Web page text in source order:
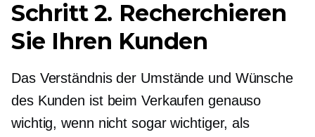
Schritt 2. Recherchieren
Sie Ihren Kunden
Das Verständnis der Umstände und Wünsche
des Kunden ist beim Verkaufen genauso
wichtig, wenn nicht sogar wichtiger, als